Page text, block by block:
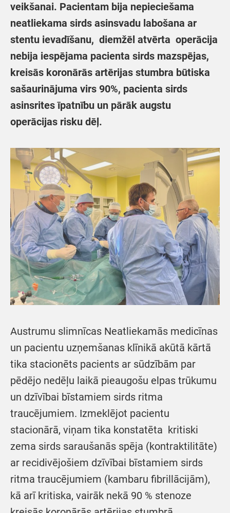
veikšanai. Pacientam bija nepieciešama
neatliekama sirds asinsvadu labošana ar
stentu ievadīšanu, diemžēl atvērta operācija
nebija iespējama pacienta sirds mazspējas,
kreisās koronārās artērijas stumbra būtiska
sašaurinājuma virs 90%, pacienta sirds
asinsrites īpatnību un pārāk augstu
operācijas risku dēļ.
Austrumu slimnīcas Neatliekamās medicīnas
un pacientu uzņemšanas klīnikā akūtā kārtā
tika stacionēts pacients ar sūdzībām par
pēdējo nedēļu laikā pieaugošu elpas trūkumu
un dzīvībai bīstamiem sirds ritma
traucējumiem. Izmeklējot pacientu
stacionārā, viņam tika konstatēta kritiski
zema sirds saraušanās spēja (kontraktilitāte)
ar recidivējošiem dzīvībai bīstamiem sirds
ritma traucējumiem (kambaru fibrillācijām),
kā arī kritiska, vairāk nekā 90 % stenoze